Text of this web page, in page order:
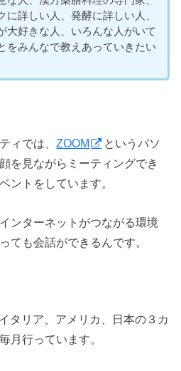
に詳しい人、発酵に詳しい人、
大好きな人、いろんな人がいて
をみんなで教えあっていきたい
ィでは、ZOOM
というパソ
を見ながらミーティングでき
ントをしています。
ンターネットがつながる環境
ても会話ができるんです。
タリア、アメリカ、日本の３カ
月行っています。